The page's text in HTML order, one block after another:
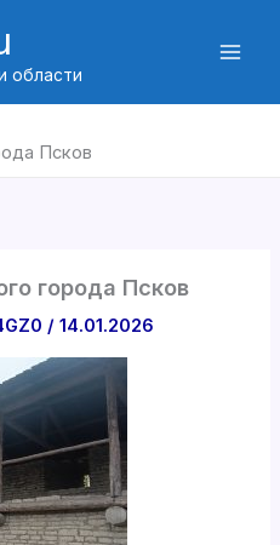
области
Псков
города Псков
/14.01.2026